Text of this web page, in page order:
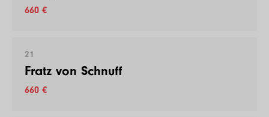
660 €
21
Fratz von Schnuff
660 €